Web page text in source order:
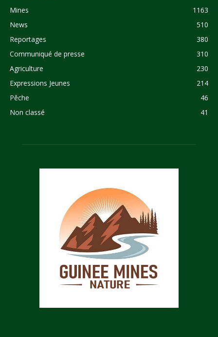
Mines
1163
News
510
Reportages
380
Communiqué de presse
310
Agriculture
230
Expressions Jeunes
214
Pêche
46
Non classé
41